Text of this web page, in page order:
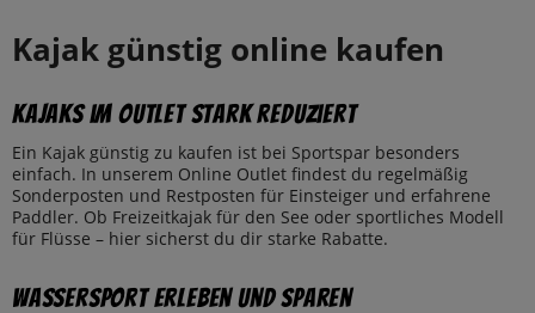
Kajak günstig online kaufen
Kajaks im Outlet stark reduziert
Ein Kajak günstig zu kaufen ist bei Sportspar besonders
einfach. In unserem Online Outlet findest du regelmäßig
Sonderposten und Restposten für Einsteiger und erfahrene
Paddler. Ob Freizeitkajak für den See oder sportliches Modell
für Flüsse – hier sicherst du dir starke Rabatte.
Wassersport erleben und sparen